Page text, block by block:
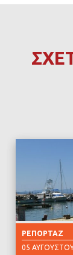
ΡΕΠΟΡΤΆΖ
05